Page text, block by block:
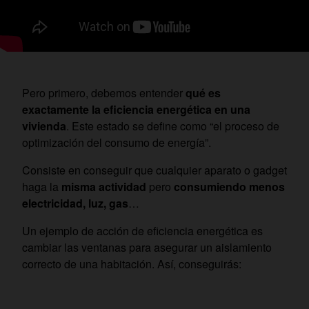
Pero primero, debemos entender qué es
exactamente la eficiencia energética en una
vivienda. Este estado se define como “el proceso de
optimización del consumo de energía”.
Consiste en conseguir que cualquier aparato o gadget
haga la misma actividad pero consumiendo menos
electricidad, luz, gas…
Un ejemplo de acción de eficiencia energética es
cambiar las ventanas para asegurar un aislamiento
correcto de una habitación. Así, conseguirás: